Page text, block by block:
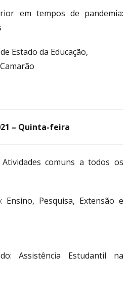
em tempos de pandemia:
Estado da Educação,
– Quinta-feira
comuns a todos os
Pesquisa, Extensão e
Assistência Estudantil na